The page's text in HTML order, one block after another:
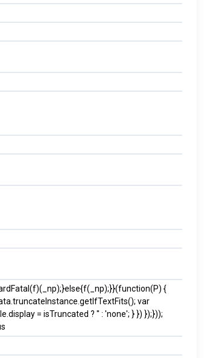
{
var
= isTruncated ? '' : 'none'; } }) });}));